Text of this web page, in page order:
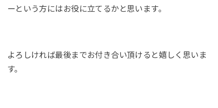
ーという方にはお役に立てるかと思います。
よろしければ最後までお付き合い頂けると嬉しく思いま
す。